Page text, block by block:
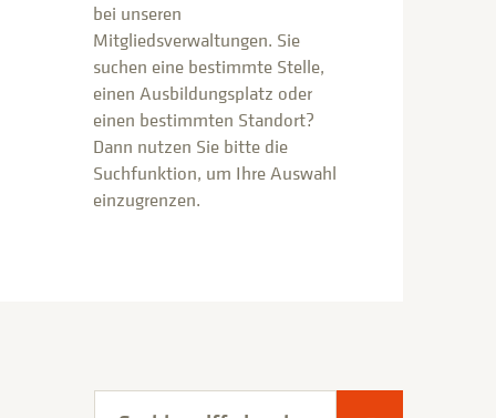
bei unseren
Mitgliedsverwaltungen. Sie
suchen eine bestimmte Stelle,
einen Ausbildungsplatz oder
einen bestimmten Standort?
Dann nutzen Sie bitte die
Suchfunktion, um Ihre Auswahl
einzugrenzen.